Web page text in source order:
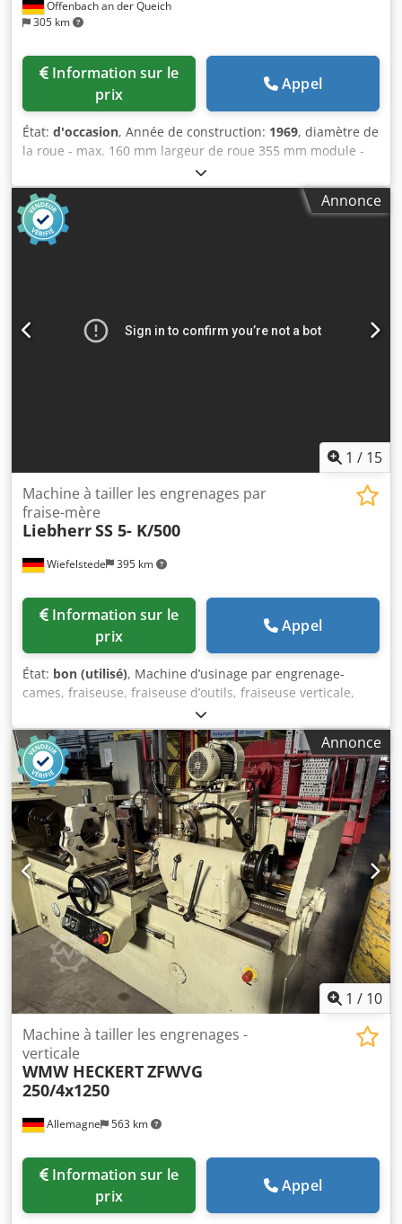
Offenbach an der Queich
305 km
prix
Appel
État: d'occasion, Année de construction: 1969, diamètre de
la roue - max. 160 mm largeur de roue 355 mm module -
max. 4,5 Module - min. 0,5 entraxe 450 mm puissance
totale requise 11 kW Poids de la machine environ 3,8 t
Espace requis environ 2x17,1,6 m Diamètre de la roue -
max. 160,175 mm largeur de roue 355 mm module - max.
4,5 alésage de la broche 75 mm entraxe 410 mm Nombre
l'axe de la fraise et la pièce à usiner - min. 30 mm tête de
fraisage - pivotante à 120° Vitesse de la fraise 70 - 400
Annonce
1 / 15
Wiefelstede 395 km
Machine à tailler les engrenages par
fraise-mère
LiebherrSS 5- K/500
prix
Appel
État: bon (utilisé), Machine d’usinage par engrenage-
cames, fraiseuse, fraiseuse d’outils, fraiseuse verticale,
fraiseuse à rouleau, machine d’usinage par engrenage-
cames pour engrenages, machine d’usinage par
engrenage-cames, machine d’usinage par engrenage-
cames à haute performance Dodpov Dtmmjfx Ackeck -
Fabricant : Liebherr, machine d’usinage par engrenage-
cames à haute performance, type SS 5-K/500 -Zone de
travail : Ø max. 500 mm -Diamètre max. de la fraise :
186 mm -Accessoires : comprend un ensemble complet
d’accessoires, voir les photos -Non inclus : gabarit pour
l’usinage d’engrenages hélicoïdaux -Dimensions de la
machine : 2300 / 1460 / H1870 mm -Dimensions des
accessoires : palettes
1420 / 1300 / H300 / 1200 / 800 / 300 mm -Poids : 5 300 kg
plus 535 kg d’accessoires
Annonce
1 / 10
Allemagne 563 km
Machine à tailler les engrenages -
verticale
WMW HECKERTZFWVG
250/4x1250
prix
Appel